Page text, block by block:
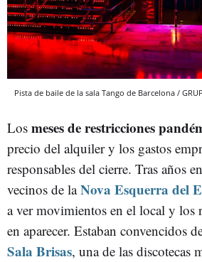
Pista de baile de la sala Tango de Barcelona /
Los meses de restricciones
precio del alquiler y los gastos
responsables del cierre. Tras años en
vecinos de laNova Esquerra del
a ver movimientos en el local y los
en aparecer. Estaban convencidos
Sala Brisas, una de las discotecas